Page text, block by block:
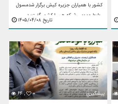
کشور با همیاران جزیره کیش برگزار شدمسول
روابط عمومی شبکه هسرا کشور گفت؛ در
تاریخ هشتم تیرماه در فضای آرام و پویا‌ی
تاریخ ۱۴۰۵/۰۴/۰۸
۶۴ , ۰ پيشگيري